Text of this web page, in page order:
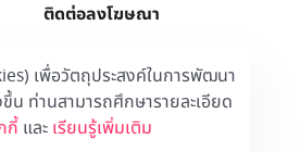
เพื่อวัตถุประสงค์ในการพัฒนา
น ท่านสามารถศึกษารายละเอียด
กี้และ เรียนรู้เพิ่มเติม
ติดต่อลงโฆษณา